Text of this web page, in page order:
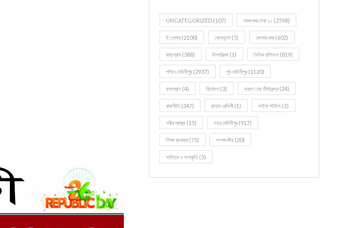
UNCATEGORIZED (107) আজকের সেরা ১০ (2598)
ই-পেপার (2100) খেলাধূলো (5) জেলার খবর (602)
ঝাড়গ্রাম (388) দিনপঞ্জিকা (1) দৈনিক রাশিফল (819)
পশ্চিম মেদিনীপুর (2937) পূর্ব মেদিনীপুর (1120)
বন্যপ্রাণ (4) বিনোদন (3) ভ্রমণ এবং তীর্থকেন্দ্র (24)
রাজনীতি(347) রান্না-রেসিপী (1) লাইফ স্টাইল (2)
শরীর স্বাস্থ্য (15) শহর মেদিনীপুর (917)
শিক্ষা ব্যবস্থা (75) সম্পাদকীয় (20)
সাহিত্য ও সংস্কৃতি(5)